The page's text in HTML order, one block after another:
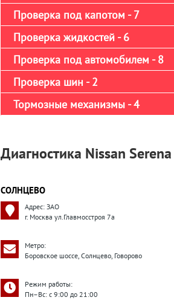
Проверка под капотом - 7
Проверка жидкостей - 6
Проверка под автомобилем - 8
Проверка шин - 2
Тормозные механизмы - 4
Диагностика Nissan
СОЛНЦЕВО
Адрес: ЗАО
г. Москва ул.Главмосстроя 7а
Метро:
Боровское шоссе, Солнцево, Говорово
Режим работы:
Пн–Вс: с 9:00 до 21:00